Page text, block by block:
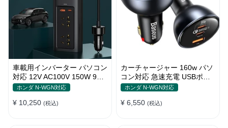
車載用インバーター パソコン
対応 12V AC100V 150W 9重
保護 ディスプレイ付き 静音
ホンダ N-WGN対応
¥ 10,250 (税込)
カーチャージャー 160w パソ
コン対応 急速充電 USBポー
ト3つ Type-C シガーソケッ
ホンダ N-WGN対応
¥ 6,550 (税込)